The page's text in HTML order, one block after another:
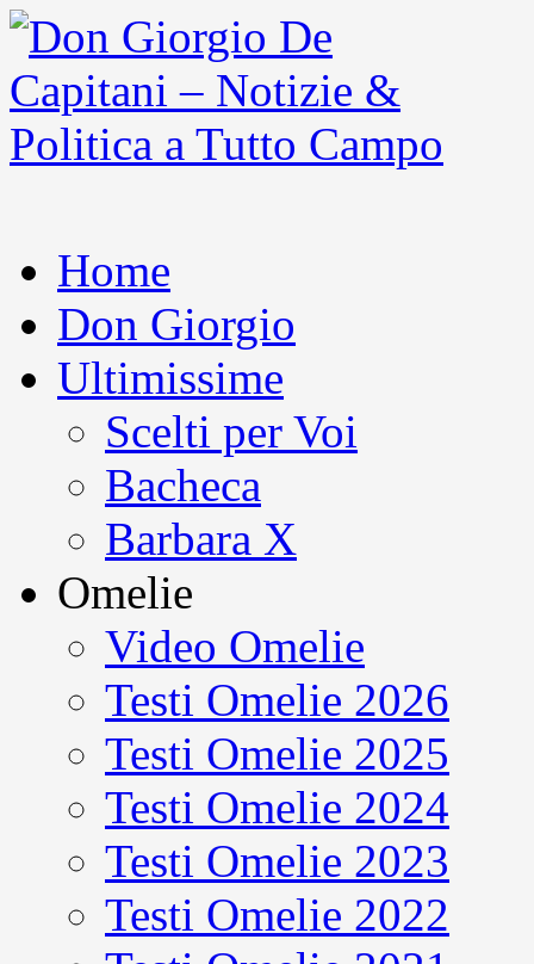
Home
Don Giorgio
Ultimissime
Scelti per Voi
Bacheca
Barbara X
Omelie
Video Omelie
Testi Omelie 2026
Testi Omelie 2025
Testi Omelie 2024
Testi Omelie 2023
Testi Omelie 2022